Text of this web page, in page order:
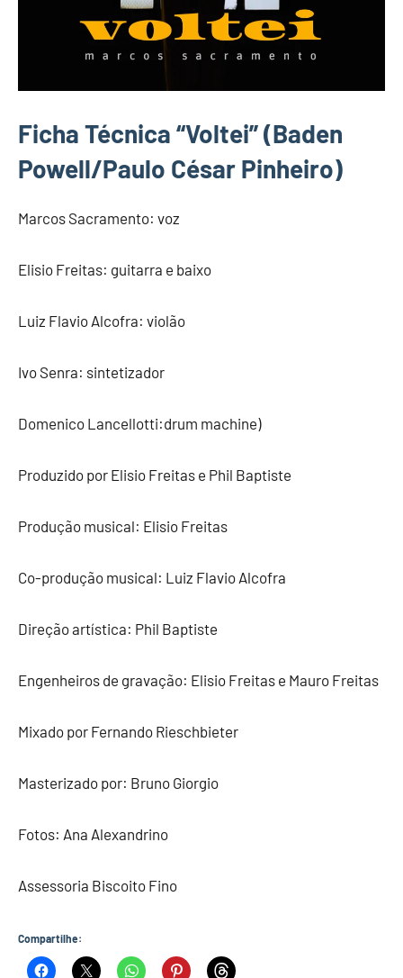
Ficha Técnica “Voltei”(Baden
Powell/Paulo César Pinheiro)
Marcos Sacramento: voz
Elisio Freitas: guitarra e baixo
Luiz Flavio Alcofra: violão
Ivo Senra: sintetizador
Domenico Lancellotti:drum machine)
Produzido por Elisio Freitas e Phil Baptiste
Produção musical: Elisio Freitas
Co-produção musical: Luiz Flavio Alcofra
Direção artística: Phil Baptiste
Engenheiros de gravação: Elisio Freitas e Mauro Freitas
Mixado por Fernando Rieschbieter
Masterizado por: Bruno Giorgio
Fotos: Ana Alexandrino
Assessoria Biscoito Fino
Compartilhe: